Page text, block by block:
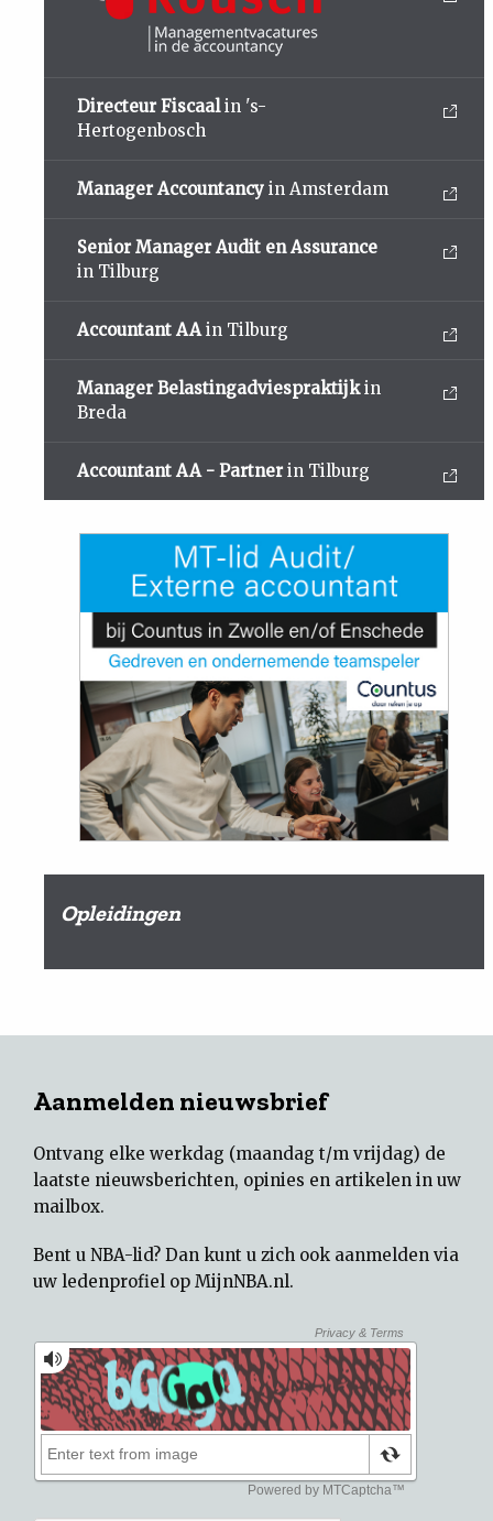
Directeur Fiscaalin 's-
Hertogenbosch
Manager Accountancy in Amsterdam
Senior Manager Audit en Assurance
in Tilburg
Accountant AAin Tilburg
Manager Belastingadviespraktijkin
Breda
Accountant AA - Partner in Tilburg
Opleidingen
Aanmelden nieuwsbrief
Ontvang elke werkdag (maandag t/m vrijdag) de
laatste nieuwsberichten, opinies en artikelen in uw
mailbox.
Bent u NBA-lid? Dan kunt u zich ook aanmelden via
uw ledenprofiel op MijnNBA.nl.